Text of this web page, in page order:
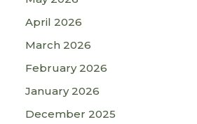
April 2026
March 2026
February 2026
January 2026
December 2025